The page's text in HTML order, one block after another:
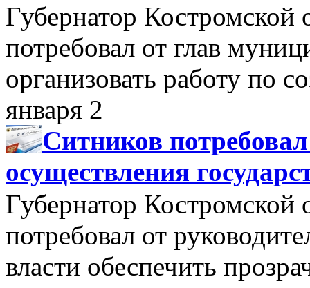
Губернатор Костромской
потребовал от глав
организовать работу по
января 2
Ситников
осуществления
Губернатор Костромской
потребовал от
власти обеспечить